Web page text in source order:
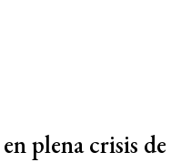
plena crisis de